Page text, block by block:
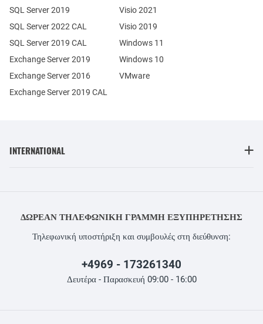
Exchange Server 2019
Exchange Server 2016
SQL Server 2019
SQL Server 2022 CAL
SQL Server 2019 CAL
Exchange Server 2019 CAL
Visio 2021
Visio 2019
Windows 11
Windows 10
VMware
INTERNATIONAL
ΔΩΡΕΆΝ ΤΗΛΕΦΩΝΙΚΉ ΓΡΑΜΜΉ ΕΞΥΠΗΡΈΤΗΣΗΣ
Τηλεφωνική υποστήριξη και συμβουλές στη διεύθυνση:
+4969 - 173261340
Δευτέρα - Παρασκευή 09:00 - 16:00